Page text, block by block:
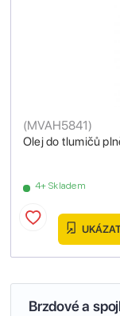
Olej do tlumičů
(MVAH5841)
4+ Skladem
Brzdové a